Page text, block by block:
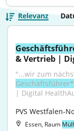
Relevanz
& Vertrieb |
| Digital
PVS Westfalen-
Essen, Raum